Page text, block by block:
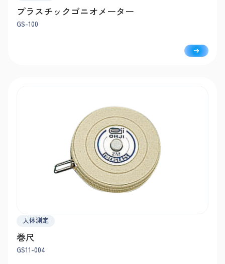
プラスチックゴニオメーター
GS-100
人体測定
巻尺
GS11-004